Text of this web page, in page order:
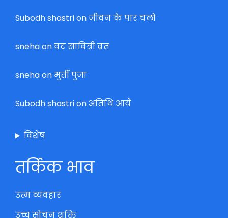
Subodh shastrionजीवन के पार चलो
snehaonवट सावित्री व्रत
snehaonमुर्ती पुजा
Subodh shastrionअतिथि आये
विशेष
तर्किक भाव
उत्म व्यवहार
उच्च सोचन शक्ति